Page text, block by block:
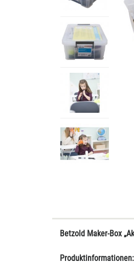
Betzold Maker-Box
Produktinformationen: